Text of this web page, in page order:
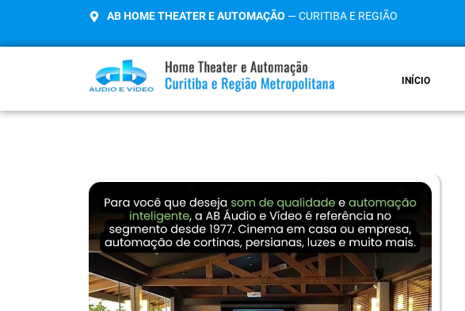
AB HOME THEATER E AUTOMAÇÃO — CURITIBA E REGIÃO
INÍCIO